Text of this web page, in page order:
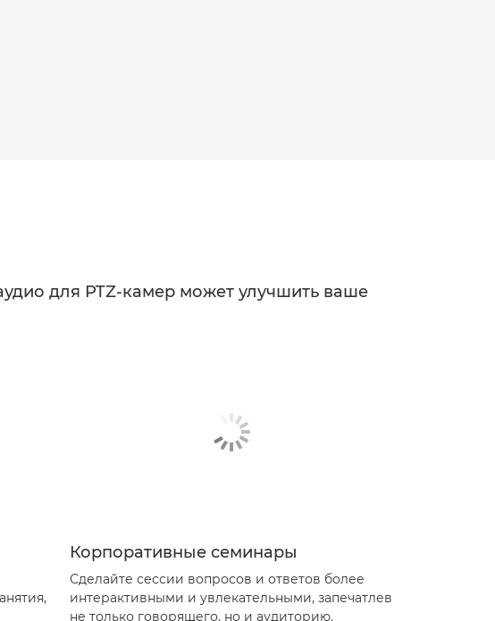
для PTZ-камер может улучшить ваше
Корпоративные семинары
Сделайте сессии вопросов и ответов более
интерактивными и увлекательными, запечатлев
не только говорящего, но и аудиторию.